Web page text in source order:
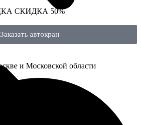
СКИДКА 50%
Заказать автокран
и Московской области